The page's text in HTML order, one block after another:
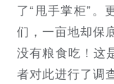
了“甩手掌柜”。
们，一亩地却保
没有粮食吃！这
者对此进行了调